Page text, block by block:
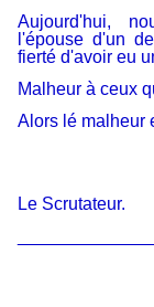
Aujourd'hui,
l'épouse d'un
fierté d'avoir eu
Malheur à ceux
Alors lé malheur
Le Scrutateur.